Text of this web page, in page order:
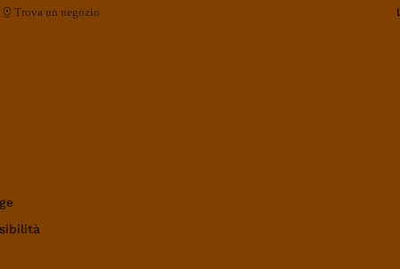
Trova un negozio